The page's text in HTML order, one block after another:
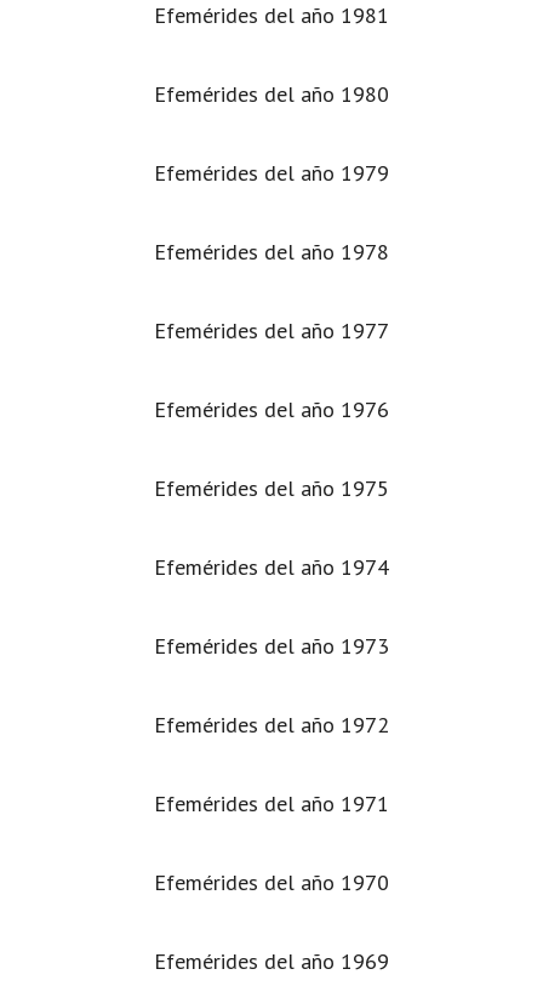
Efemérides del año 1981
Efemérides del año 1980
Efemérides del año 1979
Efemérides del año 1978
Efemérides del año 1977
Efemérides del año 1976
Efemérides del año 1975
Efemérides del año 1974
Efemérides del año 1973
Efemérides del año 1972
Efemérides del año 1971
Efemérides del año 1970
Efemérides del año 1969